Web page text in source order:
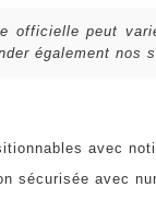
officielle peut
également nos
avec
sécurisée avec